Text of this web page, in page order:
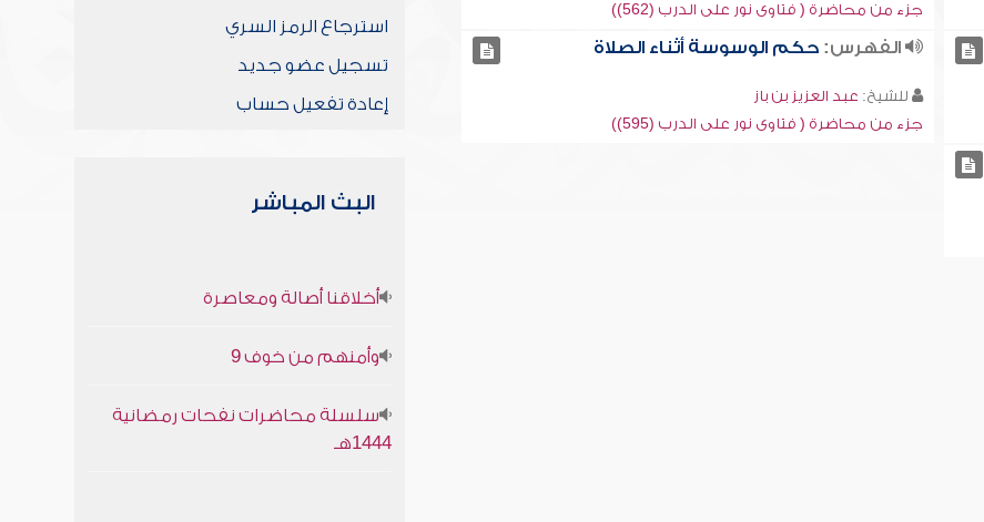
جزء من محاضرة ( فتاوى نور على الدرب (562))
الفهرس: حكم الوسوسة أثناء الصلاة
للشيخ: عبد العزيز بن باز
جزء من محاضرة ( فتاوى نور على الدرب (595))
استرجاع الرمز السري
تسجيل عضو جديد
إعادة تفعيل حساب
البث المباشر
أخلاقنا أصالة ومعاصرة
وأمنهم من خوف 9
سلسلة محاضرات نفحات رمضانية
1444هـ